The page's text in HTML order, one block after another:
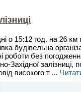
о 15:12 год. на 26 км
будівельна
роботи без
Західної залізниці,
високого т ...